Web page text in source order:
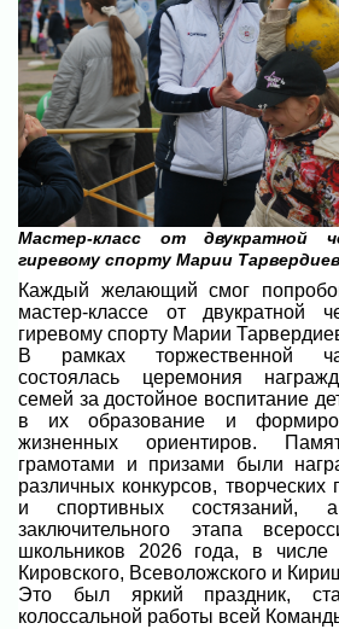
Мастер-класс от двукратной
гиревому спорту Марии
Каждый желающий смог
мастер-классе от двукратной
гиревому спорту Марии
В рамках торжественной
состоялась церемония
семей за достойное воспитание
в их образование и
жизненных ориентиров.
грамотами и призами были
различных конкурсов,
и спортивных состязаний,
заключительного этапа
школьников 2026 года, в числе
Кировского, Всеволожского и
Это был яркий праздник,
колоссальной работы всей